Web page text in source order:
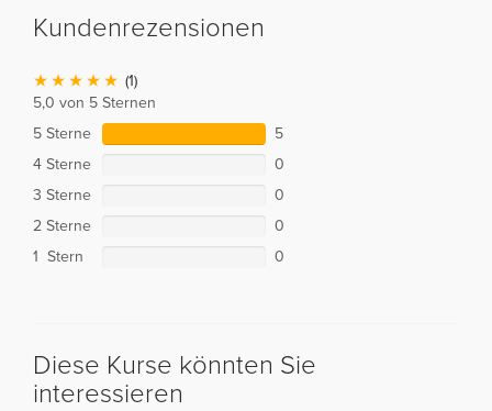
Kundenrezensionen
(1)
5,0 von 5 Sternen
5 Sterne
5
4 Sterne
0
3 Sterne
0
2 Sterne
0
1 Stern
0
Diese Kurse könnten Sie
interessieren